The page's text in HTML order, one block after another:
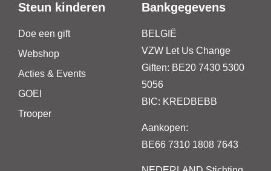
Steun kinderen
Doe een gift
Webshop
Acties & Events
GOEI
Trooper
Bankgegevens
BELGIË
VZW Let Us Change
Giften: BE20 7430 5300
5056
BIC: KREDBEBB
Aankopen:
BE66 7310 1808 7643